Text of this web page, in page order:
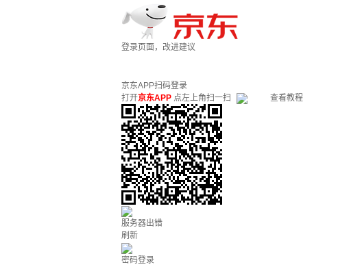
登录页面，改进建议
京东APP扫码登录
打开京东APP 点左上角扫一扫 查看教程
服务器出错
刷新
密码登录